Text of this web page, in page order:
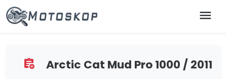
menu
assignment_add
Arctic Cat Mud Pro 1000 / 2011